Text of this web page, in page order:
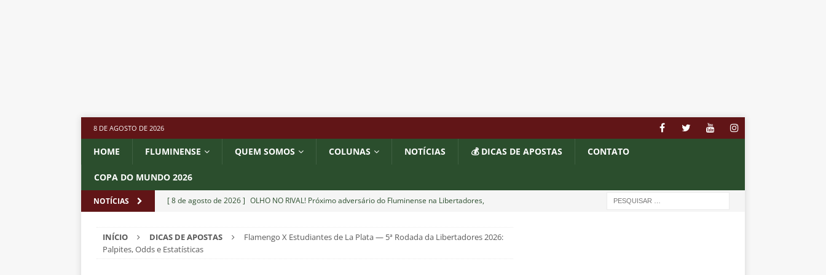
8 DE AGOSTO DE 2026
HOME FLUMINENSE QUEM SOMOS COLUNAS NOTÍCIAS 💰 DICAS DE APOSTAS CONTATO
COPA DO MUNDO 2026
NOTÍCIAS [ 8 de agosto de 2026 ] OLHO NO RIVAL! Próximo adversário do Fluminense na Libertadores,
[ 7 de agosto de 2026 ] REFORÇO? Fluminense apresenta proposta por atacante do Sport
INÍCIO DICAS DE APOSTAS
Flamengo X Estudiantes de La Plata — 5ª Rodada da Libertadores 2026:
Palpites, Odds e Estatísticas